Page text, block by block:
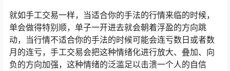
就如手工交易一样，当适合你的手法的行情来临的时候，
单会做得特别顺，单子一开进去就会朝着浮盈的方向跳
动，当行情不适合你的手法的时候可能会连亏数日或者数
月的连亏，手工交易会把这种情绪化进行放大、叠加、向
负的方向加强，这种情绪的泛滥足以击溃一个人的自信